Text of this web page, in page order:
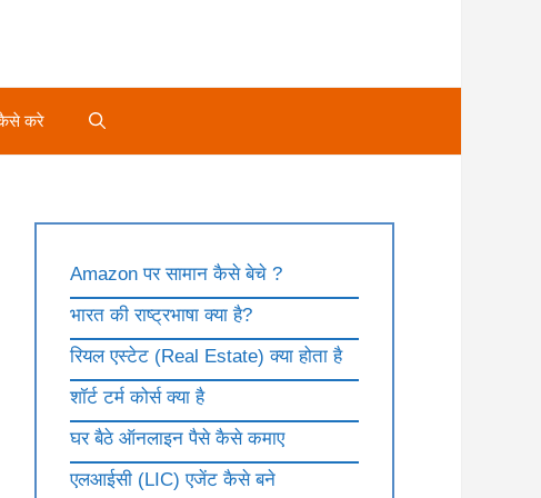
करे
Amazon पर सामान कैसे बेचे ?
भारत की राष्ट्रभाषा क्या है?
रियल एस्टेट (Real Estate) क्या होता है
शॉर्ट टर्म कोर्स क्या है
घर बैठे ऑनलाइन पैसे कैसे कमाए
एलआईसी (LIC) एजेंट कैसे बने